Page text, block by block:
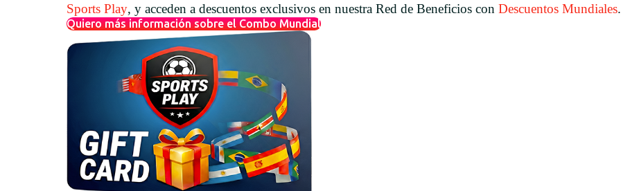
Sports Play, y acceden a descuentos exclusivos en nuestra Red de Beneficios con Descuentos Mundiales.
Quiero más información sobre el Combo Mundial